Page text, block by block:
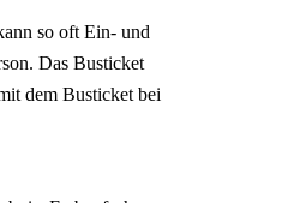
so oft Ein- und
Das Busticket
dem Busticket bei